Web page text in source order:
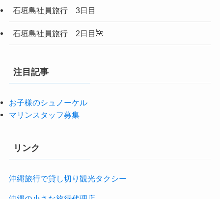
石垣島社員旅行 3日目
石垣島社員旅行 2日目🌺
注目記事
お子様のシュノーケル
マリンスタッフ募集
リンク
沖縄旅行で貸し切り観光タクシー